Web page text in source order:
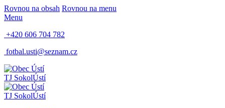
Rovnou na obsah Rovnou na menu
Menu
+420 606 704 782
fotbal.usti@seznam.cz
TJ SokolÚstí
TJ SokolÚstí